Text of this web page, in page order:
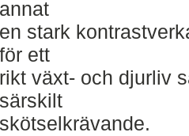
annat
en stark
för ett
rikt växt- och djurliv
särskilt
skötselkrävande.